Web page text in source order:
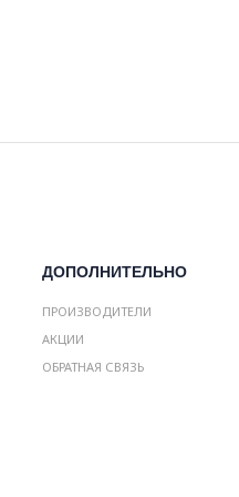
ДОПОЛНИТЕЛЬНО
ПРОИЗВОДИТЕЛИ
АКЦИИ
ОБРАТНАЯ СВЯЗЬ